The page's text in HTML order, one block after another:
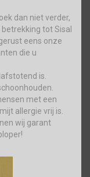
dan niet verder,
tot Sisal
eens onze
die u
is.
met een
allergie vrij is.
wij garant